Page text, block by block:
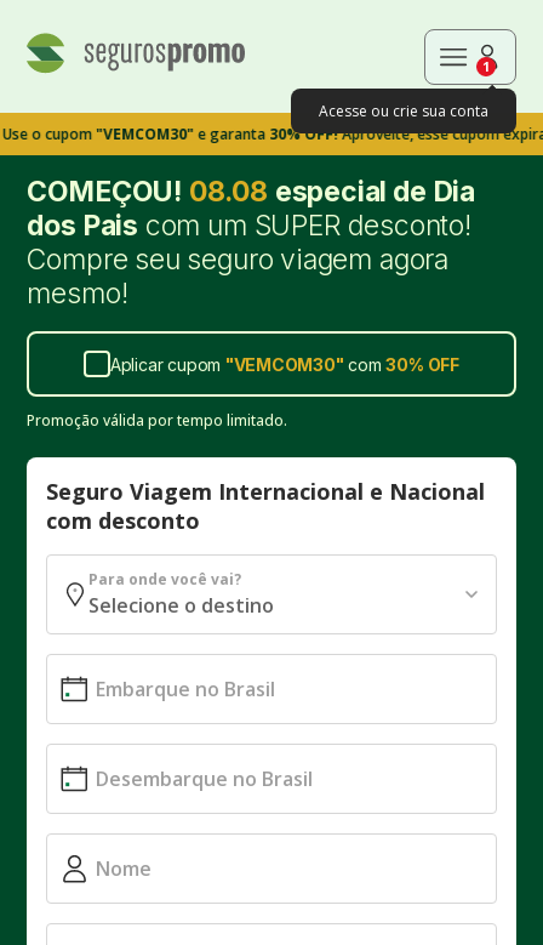
1
Acesse ou crie sua conta
"VEMCOM30"e garanta30% OFF!Aproveite, esse cupom expira em
COMEÇOU! 08.08 especial de Dia
dos Pais com um SUPER desconto!
Compre seu seguro viagem agora
mesmo!
Aplicar cupom "VEMCOM30" com30% OFF
Promoção válida por tempo limitado.
Seguro Viagem Internacional e Nacional
com desconto
Para onde você vai?